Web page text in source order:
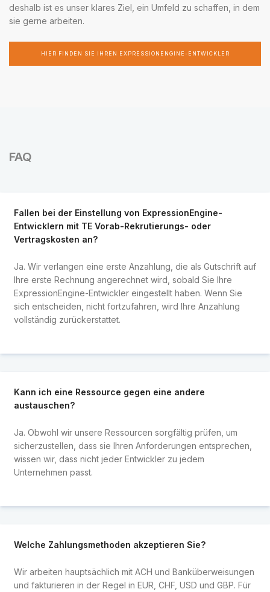
deshalb ist es unser klares Ziel, ein Umfeld zu schaffen, in dem
sie gerne arbeiten.
HIER FINDEN SIE IHREN EXPRESSIONENGINE-ENTWICKLER
FAQ
Fallen bei der Einstellung von ExpressionEngine-
Entwicklern mit TE Vorab-Rekrutierungs- oder
Vertragskosten an?
Ja. Wir verlangen eine erste Anzahlung, die als Gutschrift auf
Ihre erste Rechnung angerechnet wird, sobald Sie Ihre
ExpressionEngine-Entwickler eingestellt haben. Wenn Sie
sich entscheiden, nicht fortzufahren, wird Ihre Anzahlung
vollständig zurückerstattet.
Kann ich eine Ressource gegen eine andere
austauschen?
Ja. Obwohl wir unsere Ressourcen sorgfältig prüfen, um
sicherzustellen, dass sie Ihren Anforderungen entsprechen,
wissen wir, dass nicht jeder Entwickler zu jedem
Unternehmen passt.
Welche Zahlungsmethoden akzeptieren Sie?
Wir arbeiten hauptsächlich mit ACH und Banküberweisungen
und fakturieren in der Regel in EUR, CHF, USD und GBP. Für